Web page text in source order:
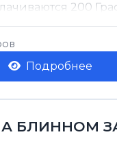
200
ночь ...
Подробнее
БЛИННОМ